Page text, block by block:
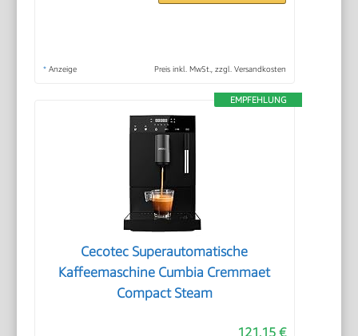
* Anzeige Preis inkl. MwSt., zzgl. Versandkosten
EMPFEHLUNG
Cecotec Superautomatische
Kaffeemaschine Cumbia Cremmaet
Compact Steam
121,15 €